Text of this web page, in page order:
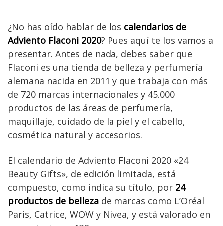
¿No has oído hablar de los calendarios de
Adviento Flaconi 2020? Pues aquí te los vamos a
presentar. Antes de nada, debes saber que
Flaconi es una tienda de belleza y perfumería
alemana nacida en 2011 y que trabaja con más
de 720 marcas internacionales y 45.000
productos de las áreas de perfumería,
maquillaje, cuidado de la piel y el cabello,
cosmética natural y accesorios.
El calendario de Adviento Flaconi 2020 «24
Beauty Gifts», de edición limitada, está
compuesto, como indica su título, por 24
productos de belleza de marcas como L’Oréal
Paris, Catrice, WOW y Nivea, y está valorado en